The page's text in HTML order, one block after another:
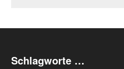
Schlagworte …